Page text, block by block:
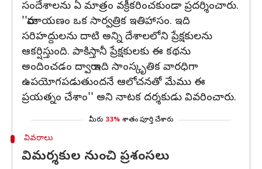
సందేశాలను ఏ మాత్రం వక్రీకరించకుండా ప్రదర్శించారు.
''రామాయణం ఒక సార్వత్రిక ఇతిహాసం. ఇది
సరిహద్దులను దాటి అన్ని దేశాలలోని ప్రేక్షకులను
ఆకర్షిస్తుంది. పాకిస్తానీ ప్రేక్షకులకు ఈ కథను
అందించడం ద్వారా ఇది సాంస్కృతిక వారధిగా
ఉపయోగపడుతుందనే ఆలోచనతో మేము ఈ
ప్రయత్నం చేశాం'' అని నాటక దర్శకుడు వివరించారు.
మీరు 33% శాతం పూర్తి చేశారు
వివరాలు
విమర్శకుల నుంచి ప్రశంసలు